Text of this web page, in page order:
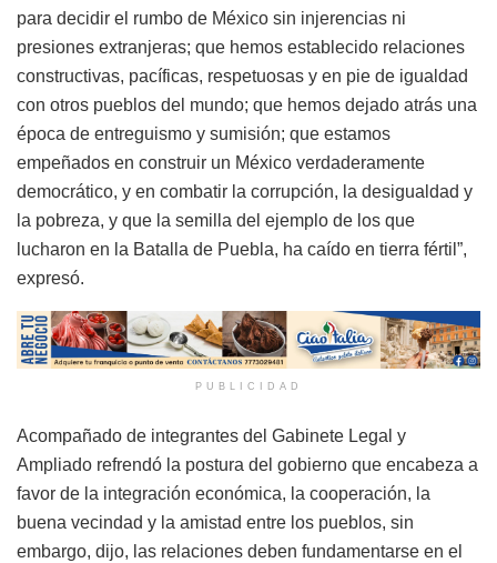
para decidir el rumbo de México sin injerencias ni
presiones extranjeras; que hemos establecido relaciones
constructivas, pacíficas, respetuosas y en pie de igualdad
con otros pueblos del mundo; que hemos dejado atrás una
época de entreguismo y sumisión; que estamos
empeñados en construir un México verdaderamente
democrático, y en combatir la corrupción, la desigualdad y
la pobreza, y que la semilla del ejemplo de los que
lucharon en la Batalla de Puebla, ha caído en tierra fértil”,
expresó.
PUBLICIDAD
Acompañado de integrantes del Gabinete Legal y
Ampliado refrendó la postura del gobierno que encabeza a
favor de la integración económica, la cooperación, la
buena vecindad y la amistad entre los pueblos, sin
embargo, dijo, las relaciones deben fundamentarse en el